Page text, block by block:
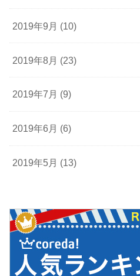
2019年9月 (10)
2019年8月 (23)
2019年7月 (9)
2019年6月 (6)
2019年5月 (13)